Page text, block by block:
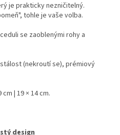
je prakticky nezničitelný.
tohle je vaše volba.
se zaoblenými rohy a
(nekroutí se), prémiový
cm | 19 × 14 cm.
design